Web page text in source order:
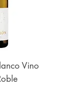
Vino